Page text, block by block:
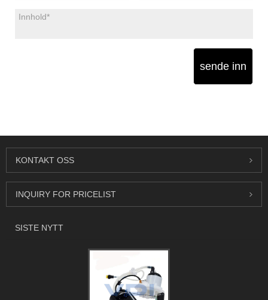
sende inn
KONTAKT OSS
INQUIRY FOR PRICELIST
SISTE NYTT